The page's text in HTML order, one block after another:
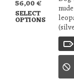
56,00€
SELECT
OPTIONS
nude